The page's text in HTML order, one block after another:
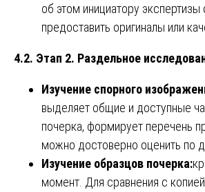
об этом инициатору
предоставить оригиналы или
4.2. Этап 2. Раздельное
Изучение спорного
выделяет общие и доступные
почерка, формирует перечень
можно достоверно оценить по
Изучение образцов почерка:
момент. Для сравнения с